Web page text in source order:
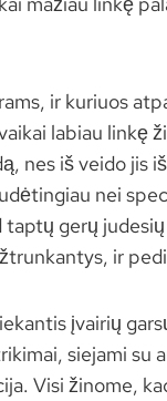
ir kuriuos
labiau linkę
nes iš veido jis
nei
gerų
ir
įvairių
siejami
Visi žinome,